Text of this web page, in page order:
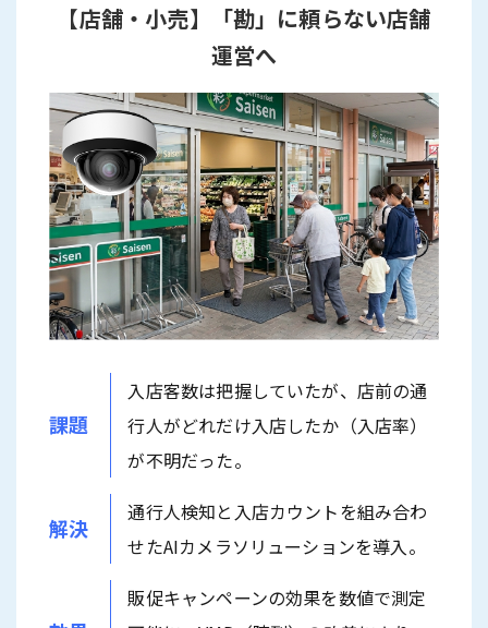
【店舗・小売】「勘」に頼らない店舗
運営へ
課題
入店客数は把握していたが、店前の通
行人がどれだけ入店したか（入店率）
が不明だった。
解決
通行人検知と入店カウントを組み合わ
せたAIカメラソリューションを導入。
販促キャンペーンの効果を数値で測定